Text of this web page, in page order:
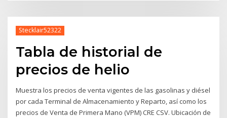
Stecklair52322
Tabla de historial de
precios de helio
Muestra los precios de venta vigentes de las gasolinas y diésel
por cada Terminal de Almacenamiento y Reparto, así como los
precios de Venta de Primera Mano (VPM) CRE CSV. Ubicación de